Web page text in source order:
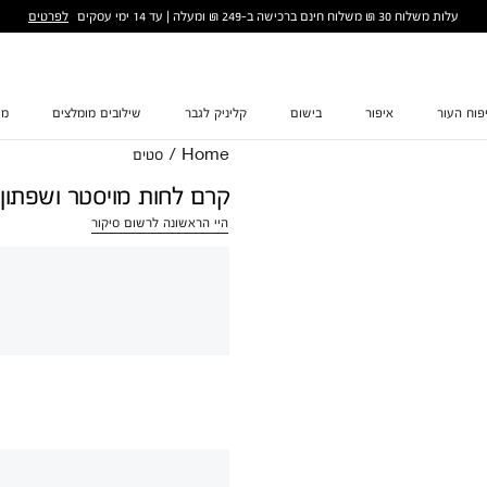
עלות משלוח 30 ₪ משלוח חינם ברכישה ב-249 ₪ ומעלה | עד 14 ימי עסקים לפרטים
העור איפור בישום קליניק לגבר שילובים מומלצים
Home
/ סטים
קרם לחות מויסטר
היי הראשונה לרשום סיקור